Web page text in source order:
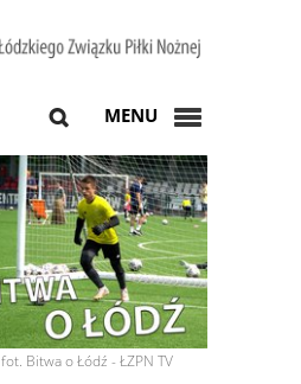
MENU
fot. Bitwa o Łódź - ŁZPN TV